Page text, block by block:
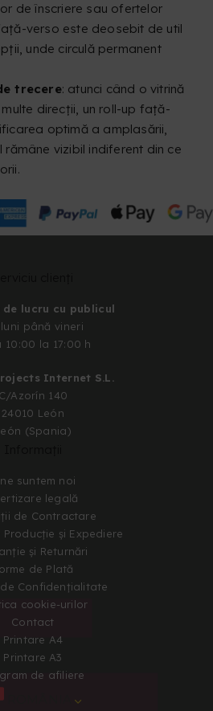
de înscriere sau ofertelor
verso este deosebit de util
unde circulă permanent
trecere: atunci când o vitrină
direcții, un roll-up față-
optimă a amplasării,
vizibil indiferent din ce
de lucru cu publicul
până vineri
10:00 la 17:00 h
Internet S.L.
C/Azorín 140
24010 León
(Spania)
suntem noi
legală
de Contractare
și Expediere
și Returnări
de Plată
Confidențialitate
cookie-urilor
Contact
Printare A4
Printare A3
de afiliere